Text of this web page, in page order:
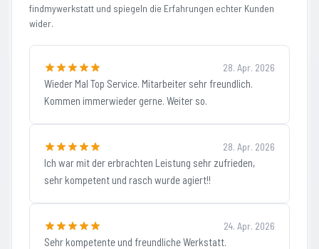
findmywerkstatt und spiegeln die Erfahrungen echter Kunden
wider.
28. Apr. 2026
Wieder Mal Top Service. Mitarbeiter sehr freundlich.
Kommen immerwieder gerne. Weiter so.
28. Apr. 2026
Ich war mit der erbrachten Leistung sehr zufrieden,
sehr kompetent und rasch wurde agiert!!
24. Apr. 2026
Sehr kompetente und freundliche Werkstatt.